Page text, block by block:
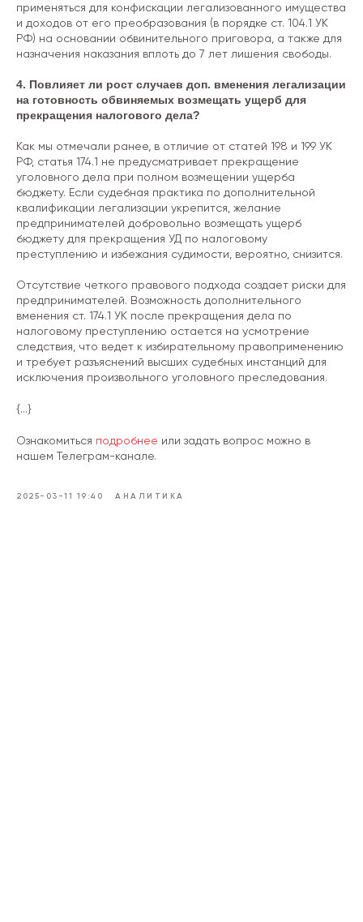
применяться для конфискации легализованного имущества
и доходов от его преобразования (в порядке ст. 104.1 УК
РФ) на основании обвинительного приговора, а также для
назначения наказания вплоть до 7 лет лишения свободы.
4. Повлияет ли рост случаев доп. вменения легализации
на готовность обвиняемых возмещать ущерб для
прекращения налогового дела?
Как мы отмечали ранее, в отличие от статей 198 и 199 УК
РФ, статья 174.1 не предусматривает прекращение
уголовного дела при полном возмещении ущерба
бюджету. Если судебная практика по дополнительной
квалификации легализации укрепится, желание
предпринимателей добровольно возмещать ущерб
бюджету для прекращения УД по налоговому
преступлению и избежания судимости, вероятно, снизится.
Отсутствие четкого правового подхода создает риски для
предпринимателей. Возможность дополнительного
вменения ст. 174.1 УК после прекращения дела по
налоговому преступлению остается на усмотрение
следствия, что ведет к избирательному правоприменению
и требует разъяснений высших судебных инстанций для
исключения произвольного уголовного преследования.
{...}
Ознакомиться подробнее или задать вопрос можно в
нашем Телеграм-канале.
2025-03-11 19:40 АНАЛИТИКА